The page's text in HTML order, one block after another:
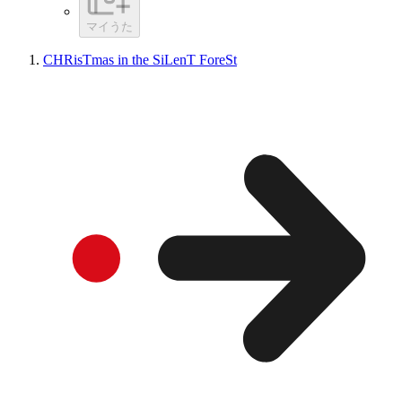
マイうた
CHRisTmas in the SiLenT ForeSt